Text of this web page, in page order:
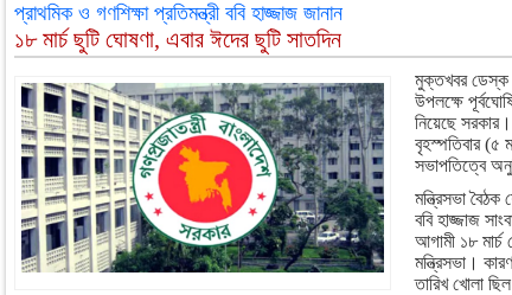
প্রাথমিক ও গণশিক্ষা প্রতিমন্ত্রী ববি হাজ্জাজ জানান
১৮ মার্চ ছুটি ঘোষণা, এবার ঈদের ছুটি সাতদিন
মুক্তখবর ডেস্ক
উপলক্ষে
নিয়েছে
বৃহস্পতিবার (৫
সভাপতিত্বে
মন্ত্রিসভা বৈঠক
ববি হাজ্জাজ
আগামী ১৮ মার্চ
মন্ত্রিসভা।
তারিখ খোলা